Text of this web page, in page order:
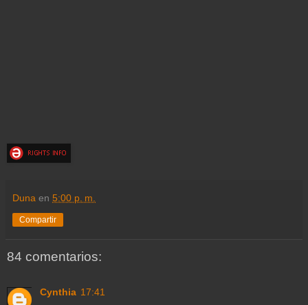
Duna en 5:00 p. m.
Compartir
84 comentarios:
Cynthia 17:41